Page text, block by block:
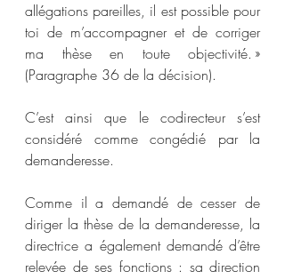
allégations pareilles, il est possible pour
toi de m’accompagner et de corriger
ma thèse en toute objectivité. »
(Paragraphe 36 de la décision).
C’est ainsi que le codirecteur s’est
considéré comme congédié par la
demanderesse.
Comme il a demandé de cesser de
diriger la thèse de la demanderesse, la
directrice a également demandé d’être
relevée de ses fonctions : sa direction